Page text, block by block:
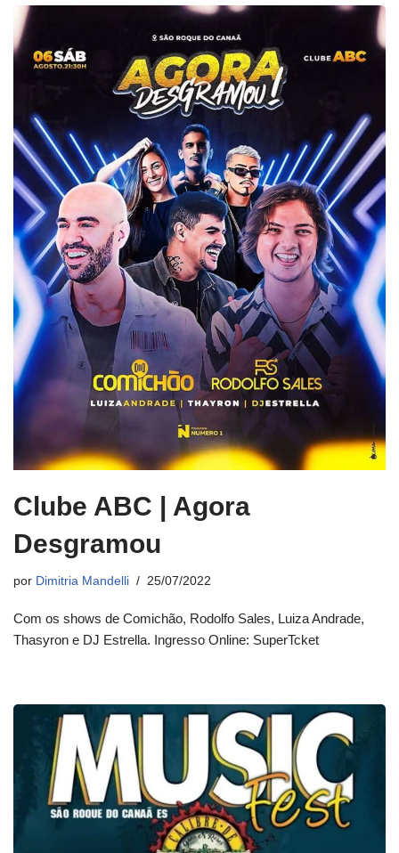
Clube ABC | Agora
Desgramou
por Dimitria Mandelli 25/07/2022
Com os shows de Comichão, Rodolfo Sales, Luiza Andrade,
Thasyron e DJ Estrella. Ingresso Online: SuperTcket